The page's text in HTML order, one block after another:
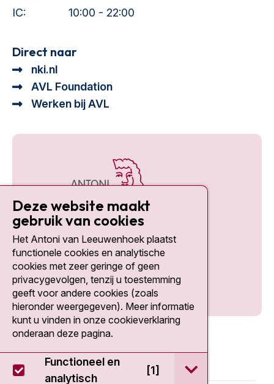
IC:
10:00 - 22:00
Direct naar
nki.nl
AVL Foundation
Werken bij AVL
Social media
Deze website maakt
gebruik van cookies
Het Antoni van Leeuwenhoek plaatst
functionele cookies en analytische
cookies met zeer geringe of geen
privacygevolgen, tenzij u toestemming
geeft voor andere cookies (zoals
hieronder weergegeven). Meer informatie
kunt u vinden in onze cookieverklaring
onderaan deze pagina.
Functioneel en
analytisch
[1] open / sluit